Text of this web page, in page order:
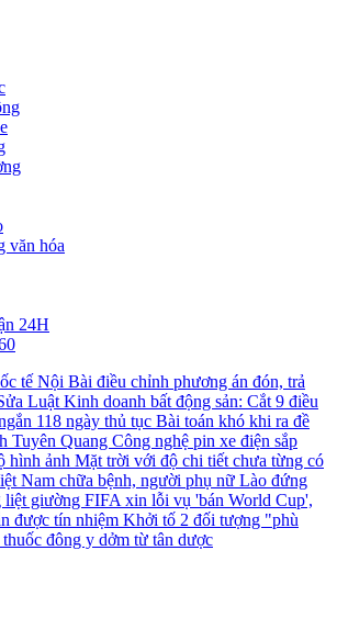
văn hóa
24H
tế Nội Bài điều chỉnh phương án đón, trả
Luật Kinh doanh bất động sản: Cắt 9 điều
118 ngày thủ tục Bài toán khó khi ra đề
Tuyên Quang Công nghệ pin xe điện sắp
hình ảnh Mặt trời với độ chi tiết chưa từng có
Nam chữa bệnh, người phụ nữ Lào đứng
liệt giường FIFA xin lỗi vụ 'bán World Cup',
được tín nhiệm Khởi tố 2 đối tượng "phù
đông y dởm từ tân dược